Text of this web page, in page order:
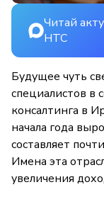
Читай
НТС
Будущее чуть
специалистов в
консалтинга в
начала года
составляет
Имена эта
увеличения